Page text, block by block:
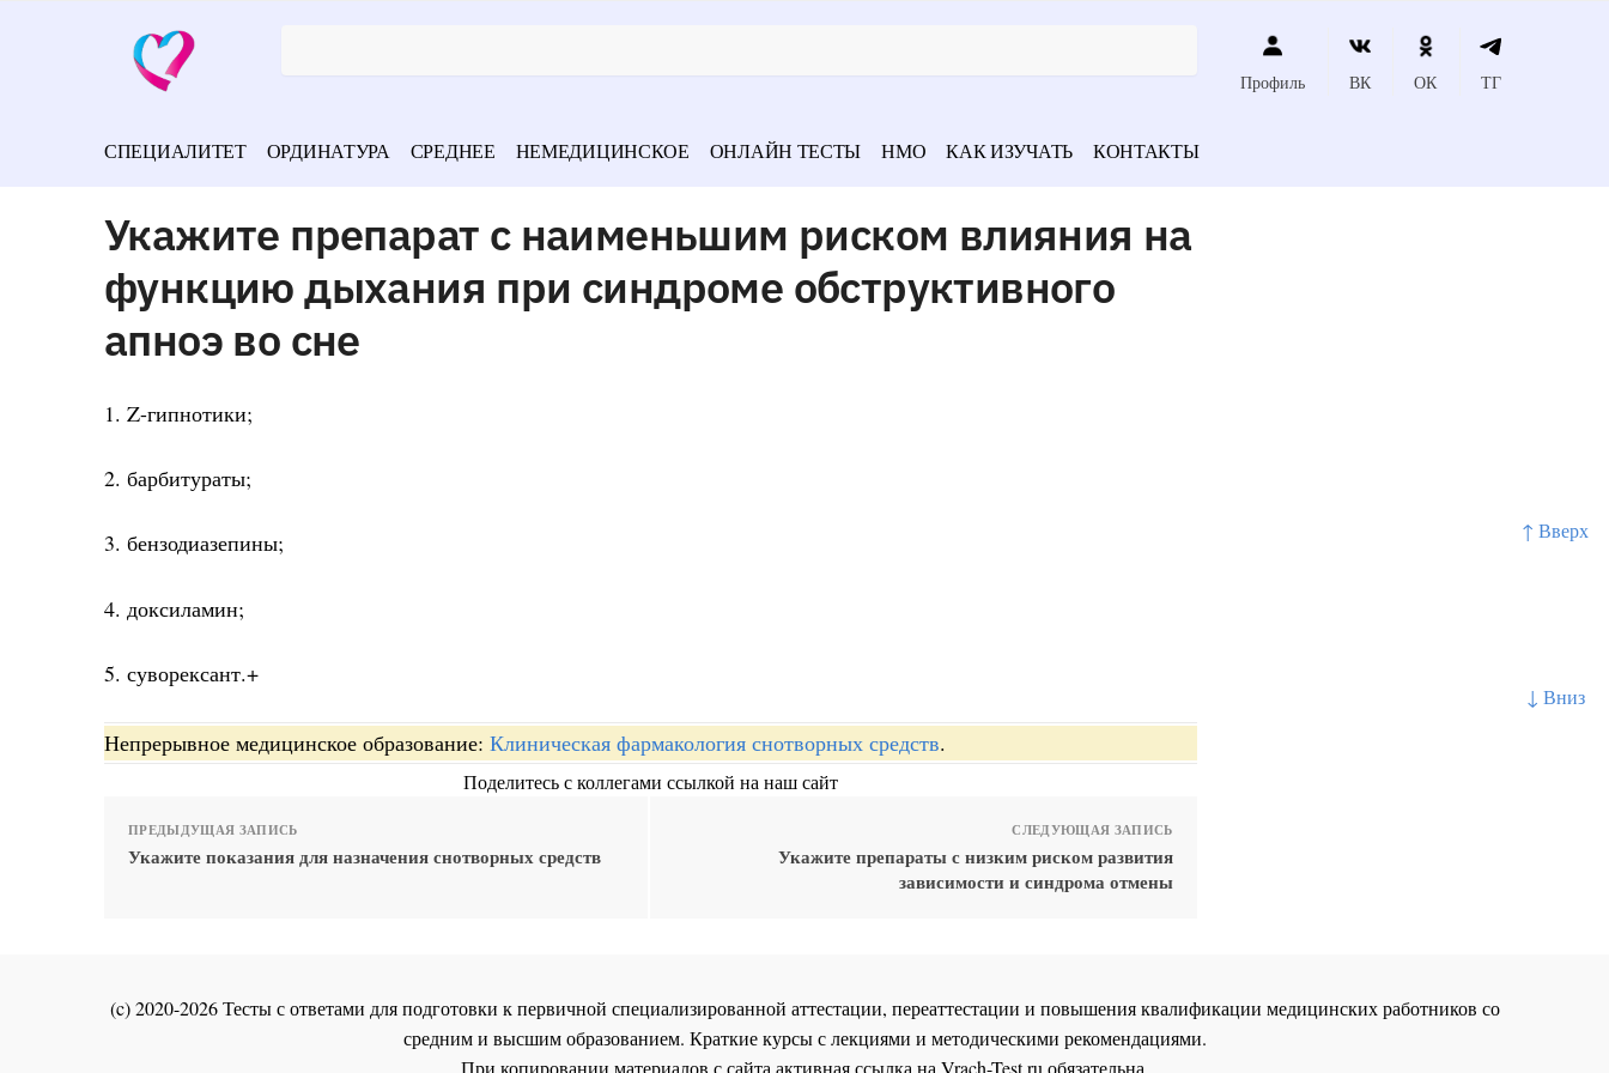
↑ Вверх
↓ Вниз
Профиль ВК ОК ТГ
СПЕЦИАЛИТЕТ ОРДИНАТУРА СРЕДНЕЕ НЕМЕДИЦИНСКОЕ ОНЛАЙН ТЕСТЫ НМО КАК ИЗУЧАТЬ КОНТАКТЫ
Укажите препарат с наименьшим риском влияния на
функцию дыхания при синдроме обструктивного
апноэ во сне
1. Z-гипнотики;
2. барбитураты;
3. бензодиазепины;
4. доксиламин;
5. суворексант.+
Непрерывное медицинское образование: Клиническая фармакология снотворных средств.
Поделитесь с коллегами ссылкой на наш сайт
ПРЕДЫДУЩАЯ ЗАПИСЬ
Укажите показания для назначения снотворных средств
СЛЕДУЮЩАЯ ЗАПИСЬ
Укажите препараты с низким риском развития
зависимости и синдрома отмены
(c) 2020-2026 Тесты с ответами для подготовки к первичной специализированной аттестации, переаттестации и повышения квалификации медицинских работников со
средним и высшим образованием. Краткие курсы с лекциями и методическими рекомендациями.
При копировании материалов с сайта активная ссылка на Vrach-Test.ru обязательна.